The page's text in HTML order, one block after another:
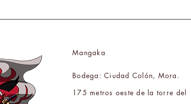
Mangaka
Bodega: Ciudad Colón, Mora.
175 metros oeste de la torre del